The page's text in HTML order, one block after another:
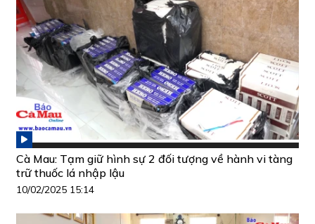
Cà Mau: Tạm giữ hình sự 2 đối tượng về hành vi tàng
trữ thuốc lá nhập lậu
10/02/2025 15:14